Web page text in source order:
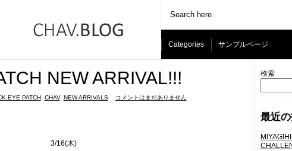
Categories サンプルページ
検索
最近
NEW ARRIVAL!!!
EYE PATCH, CHAV, NEW ARRIVALSˑ コメントはまだありません
3/16(木)